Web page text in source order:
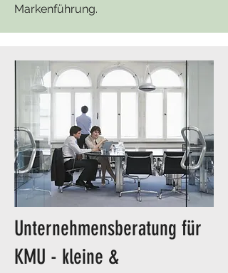
Markenführung.
Unternehmensberatung für
KMU - kleine &